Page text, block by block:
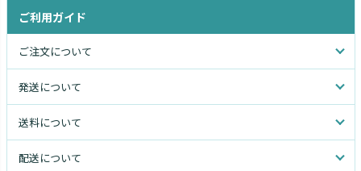
ご利用ガイド
ご注文について
発送について
送料について
配送について